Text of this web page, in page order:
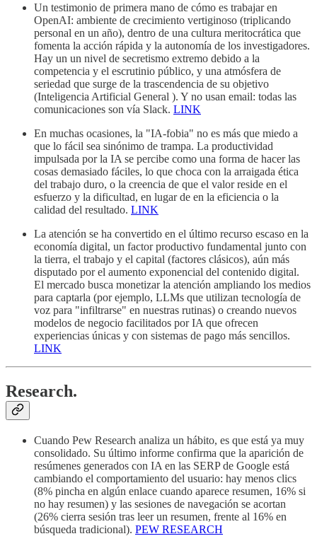
Un testimonio de primera mano de cómo es trabajar en
OpenAI: ambiente de crecimiento vertiginoso (triplicando
personal en un año), dentro de una cultura meritocrática que
fomenta la acción rápida y la autonomía de los investigadores.
Hay un un nivel de secretismo extremo debido a la
competencia y el escrutinio público, y una atmósfera de
seriedad que surge de la trascendencia de su objetivo
(Inteligencia Artificial General ). Y no usan email: todas las
comunicaciones son vía Slack. LINK
En muchas ocasiones, la "IA-fobia" no es más que miedo a
que lo fácil sea sinónimo de trampa. La productividad
impulsada por la IA se percibe como una forma de hacer las
cosas demasiado fáciles, lo que choca con la arraigada ética
del trabajo duro, o la creencia de que el valor reside en el
esfuerzo y la dificultad, en lugar de en la eficiencia o la
calidad del resultado. LINK
La atención se ha convertido en el último recurso escaso en la
economía digital, un factor productivo fundamental junto con
la tierra, el trabajo y el capital (factores clásicos), aún más
disputado por el aumento exponencial del contenido digital.
El mercado busca monetizar la atención ampliando los medios
para captarla (por ejemplo, LLMs que utilizan tecnología de
voz para "infiltrarse" en nuestras rutinas) o creando nuevos
modelos de negocio facilitados por IA que ofrecen
experiencias únicas y con sistemas de pago más sencillos.
LINK
Research.
Cuando Pew Research analiza un hábito, es que está ya muy
consolidado. Su último informe confirma que la aparición de
resúmenes generados con IA en las SERP de Google está
cambiando el comportamiento del usuario: hay menos clics
(8% pincha en algún enlace cuando aparece resumen, 16% si
no hay resumen) y las sesiones de navegación se acortan
(26% cierra sesión tras leer un resumen, frente al 16% en
búsqueda tradicional). PEW RESEARCH